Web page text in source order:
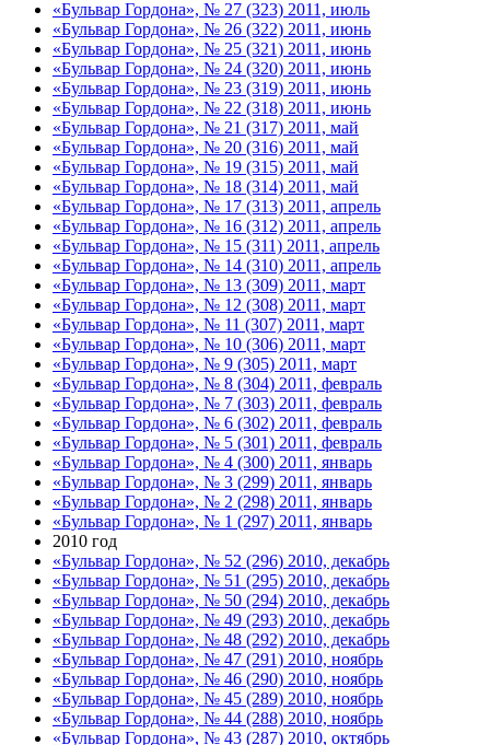
«Бульвар Гордона», № 27 (323) 2011, июль
«Бульвар Гордона», № 26 (322) 2011, июнь
«Бульвар Гордона», № 25 (321) 2011, июнь
«Бульвар Гордона», № 24 (320) 2011, июнь
«Бульвар Гордона», № 23 (319) 2011, июнь
«Бульвар Гордона», № 22 (318) 2011, июнь
«Бульвар Гордона», № 21 (317) 2011, май
«Бульвар Гордона», № 20 (316) 2011, май
«Бульвар Гордона», № 19 (315) 2011, май
«Бульвар Гордона», № 18 (314) 2011, май
«Бульвар Гордона», № 17 (313) 2011, апрель
«Бульвар Гордона», № 16 (312) 2011, апрель
«Бульвар Гордона», № 15 (311) 2011, апрель
«Бульвар Гордона», № 14 (310) 2011, апрель
«Бульвар Гордона», № 13 (309) 2011, март
«Бульвар Гордона», № 12 (308) 2011, март
«Бульвар Гордона», № 11 (307) 2011, март
«Бульвар Гордона», № 10 (306) 2011, март
«Бульвар Гордона», № 9 (305) 2011, март
«Бульвар Гордона», № 8 (304) 2011, февраль
«Бульвар Гордона», № 7 (303) 2011, февраль
«Бульвар Гордона», № 6 (302) 2011, февраль
«Бульвар Гордона», № 5 (301) 2011, февраль
«Бульвар Гордона», № 4 (300) 2011, январь
«Бульвар Гордона», № 3 (299) 2011, январь
«Бульвар Гордона», № 2 (298) 2011, январь
«Бульвар Гордона», № 1 (297) 2011, январь
2010 год
«Бульвар Гордона», № 52 (296) 2010, декабрь
«Бульвар Гордона», № 51 (295) 2010, декабрь
«Бульвар Гордона», № 50 (294) 2010, декабрь
«Бульвар Гордона», № 49 (293) 2010, декабрь
«Бульвар Гордона», № 48 (292) 2010, декабрь
«Бульвар Гордона», № 47 (291) 2010, ноябрь
«Бульвар Гордона», № 46 (290) 2010, ноябрь
«Бульвар Гордона», № 45 (289) 2010, ноябрь
«Бульвар Гордона», № 44 (288) 2010, ноябрь
«Бульвар Гордона», № 43 (287) 2010, октябрь